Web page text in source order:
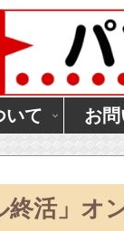
いて お
活」オ